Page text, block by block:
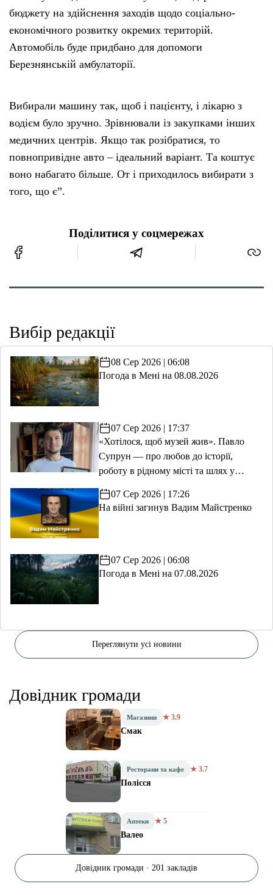
бюджету на здійснення заходів щодо соціально-
економічного розвитку окремих територій.
Автомобіль буде придбано для допомоги
Березнянській амбулаторії.
Вибирали машину так, щоб і пацієнту, і лікарю з
водієм було зручно. Зрівнювали із закупками інших
медичних центрів. Якщо так розібратися, то
повнопривідне авто – ідеальний варіант. Та коштує
воно набагато більше. От і приходилось вибирати з
того, що є”.
Поділитися у соцмережах
Вибір редакції
08 Сер 2026 | 06:08
Погода в Мені на 08.08.2026
07 Сер 2026 | 17:37
«Хотілося, щоб музей жив». Павло
Супрун — про любов до історії,
роботу в рідному місті та шлях у
07 Сер 2026 | 17:26
На війні загинув Вадим Майстренко
07 Сер 2026 | 06:08
Погода в Мені на 07.08.2026
Переглянути усі новини
Довідник громади
Магазини ★ 3.9
Смак
Ресторани та кафе ★ 3.7
Полісся
Аптеки ★ 5
Валео
Довідник громади · 201 закладів